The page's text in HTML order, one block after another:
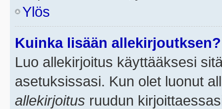
Ylös
Kuinka lisään allekirjoutksen?
Luo allekirjoitus käyttääksesi
asetuksissasi. Kun olet luonut
allekirjoitus ruudun